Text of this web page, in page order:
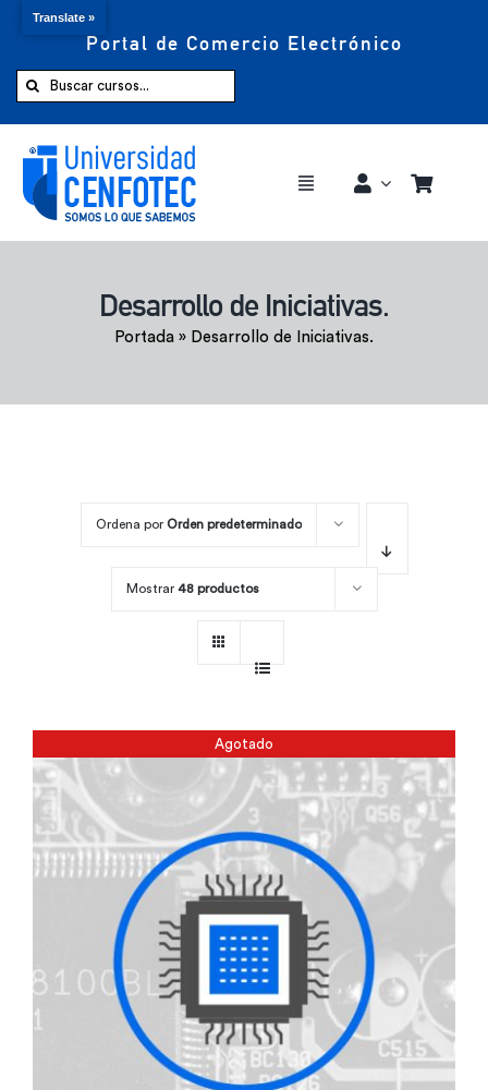
Portal de Comercio Electrónico
Buscar:
Toggle
Comprar ahora
Desarrollo de Iniciativas.
Portada » Desarrollo de Iniciativas.
Ordena por Orden predeterminado
Mostrar 48 productos
Agotado
Translate »